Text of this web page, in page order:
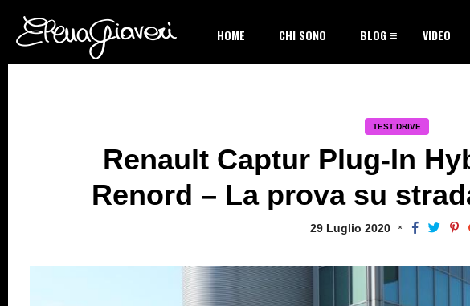
HOME CHI SONO BLOG VIDEO
TEST DRIVE
Renault Captur Plug-In
Renord – La prova su
29 Luglio 2020